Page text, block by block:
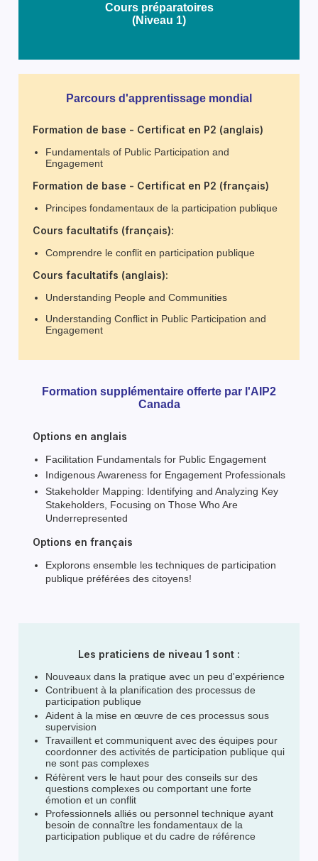
Cours préparatoires
(Niveau 1)
Parcours d'apprentissage mondial
Formation de base - Certificat en P2 (anglais)
Fundamentals of Public Participation and
Engagement
Formation de base - Certificat en P2 (français)
Principes fondamentaux de la participation publique
Cours facultatifs (français):
Comprendre le conflit en participation publique
Cours facultatifs (anglais):
Understanding People and Communities
Understanding Conflict in Public Participation and
Engagement
Formation supplémentaire offerte par l'AIP2
Canada
Options en anglais
Facilitation Fundamentals for Public Engagement
Indigenous Awareness for Engagement Professionals
Stakeholder Mapping: Identifying and Analyzing Key
Stakeholders, Focusing on Those Who Are
Underrepresented
Options en français
Explorons ensemble les techniques de participation
publique préférées des citoyens!
Les praticiens de niveau 1 sont :
Nouveaux dans la pratique avec un peu d'expérience
Contribuent à la planification des processus de
participation publique
Aident à la mise en œuvre de ces processus sous
supervision
Travaillent et communiquent avec des équipes pour
coordonner des activités de participation publique qui
ne sont pas complexes
Réfèrent vers le haut pour des conseils sur des
questions complexes ou comportant une forte
émotion et un conflit
Professionnels alliés ou personnel technique ayant
besoin de connaître les fondamentaux de la
participation publique et du cadre de référence